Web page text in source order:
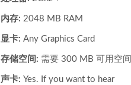
内存: 2048 MB RAM
显卡: Any Graphics Card
存储空间: 需要 300 MB 可用空间
声卡: Yes. If you want to hear